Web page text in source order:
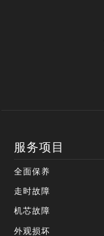
服务项目
全面保养
走时故障
机芯故障
外观损坏